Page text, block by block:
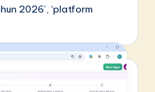
2026’, ‘platform